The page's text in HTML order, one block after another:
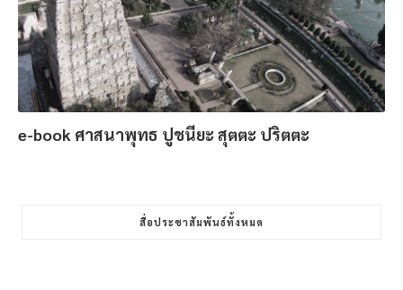
e-book ศาสนาพุทธ ปูชนียะ สุตตะ ปริตตะ
สื่อประชาสัมพันธ์ทั้งหมด